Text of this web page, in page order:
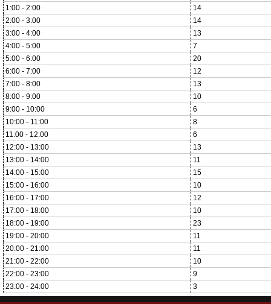
1:00 - 2:00
14
2:00 - 3:00
14
3:00 - 4:00
13
4:00 - 5:00
7
5:00 - 6:00
20
6:00 - 7:00
12
7:00 - 8:00
13
8:00 - 9:00
10
9:00 - 10:00
6
10:00 - 11:00
8
11:00 - 12:00
6
12:00 - 13:00
13
13:00 - 14:00
11
14:00 - 15:00
15
15:00 - 16:00
10
16:00 - 17:00
12
17:00 - 18:00
10
18:00 - 19:00
23
19:00 - 20:00
11
20:00 - 21:00
11
21:00 - 22:00
10
22:00 - 23:00
9
23:00 - 24:00
3